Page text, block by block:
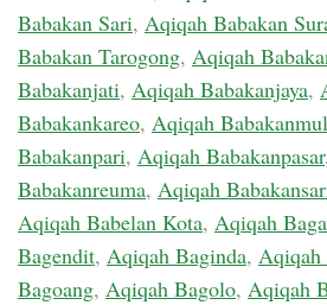
Babakan Sari, Aqiqah Babakan
Babakan Tarogong, Aqiqah
Babakanjati, Aqiqah Babakanjaya,
Babakankareo, Aqiqah
Babakanpari, Aqiqah Babakanpasar
Babakanreuma, Aqiqah
Aqiqah Babelan Kota, Aqiqah
Bagendit, Aqiqah Baginda, Aqiqah
Bagoang, Aqiqah Bagolo, Aqiqah